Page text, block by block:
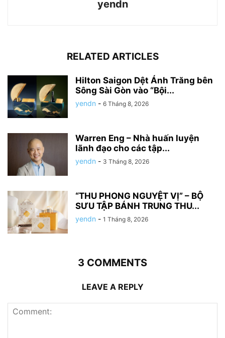
yendn
RELATED ARTICLES
Hilton Saigon Dệt Ánh Trăng bên
Sông Sài Gòn vào “Bội...
yendn - 6 Tháng 8, 2026
Warren Eng – Nhà huấn luyện
lãnh đạo cho các tập...
yendn - 3 Tháng 8, 2026
“THU PHONG NGUYỆT VỊ” – BỘ
SƯU TẬP BÁNH TRUNG THU...
yendn - 1 Tháng 8, 2026
3 COMMENTS
LEAVE A REPLY